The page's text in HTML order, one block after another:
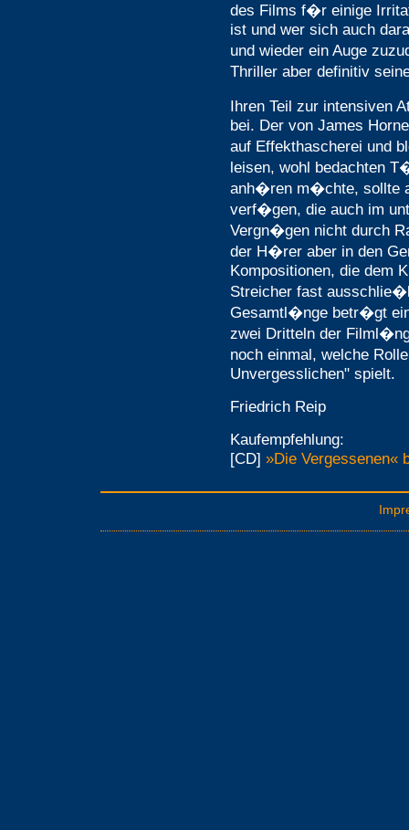
des Films f�r einige
ist und wer sich auch
und wieder ein Auge
Thriller aber definitiv
Ihren Teil zur intensiven
bei. Der von James
auf Effekthascherei und
leisen, wohl bedachten
anh�ren m�chte, sollte
verf�gen, die auch im
Vergn�gen nicht durch
der H�rer aber in den
Kompositionen, die dem
Streicher fast
Gesamtl�nge betr�gt
zwei Dritteln der
noch einmal, welche
Unvergesslichen" spielt.
Friedrich Reip
Kaufempfehlung:
[CD] »Die Vergessenen«